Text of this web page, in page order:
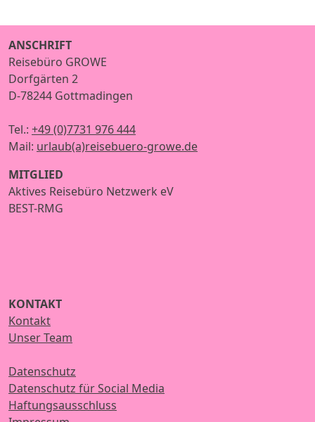
ANSCHRIFT
Reisebüro GROWE
Dorfgärten 2
D-78244 Gottmadingen
Tel.: +49 (0)7731 976 444
Mail: urlaub(a)reisebuero-growe.de
MITGLIED
Aktives Reisebüro Netzwerk eV
BEST-RMG
KONTAKT
Kontakt
Unser Team
Datenschutz
Datenschutz für Social Media
Haftungsausschluss